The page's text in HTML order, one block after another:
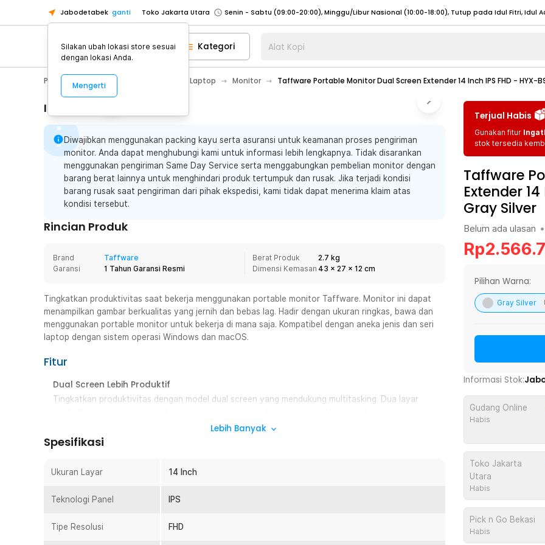
Jabodetabek ganti Toko Jakarta Utara
Toko Tangerang
Toko Cikupa
Pick n Go Jakarta Barat
Senin - Jumat (07:00 - 20:00), Sabtu - Minggu (08:00 - 20:00), Tutup pada Idul Fitri
Pick n Go Bekasi
Senin - Jumat (08:00 - 20:00), Sabtu - Minggu/ Libur Nasional (08:00 - 17:00) Selengkapnya
Senin - Jumat (08:00 - 20:00), Sabtu - Minggu/ Libur Nasional (08:00 - 17:00) Selengkapnya
Senin - Sabtu (09:00-20:00), Minggu/Libur Nasional (12:00-20:00), Tutup pada Idul Fitri
Toko Jakarta Barat
Senin - Sabtu (09:00-20:00), Minggu/Libur Nasional (12:00-20:00), Tutup pada Idul Fitri
Toko Jakarta Utara
Toko Tangerang
Toko Cikupa
Senin - Jumat (07:00 - 20:00), Sabtu - Minggu (08:00 - 20:00), Tutup pada Idul Fitri
Senin - Jumat (08:00 - 20:00), Sabtu - Minggu/ Libur Nasional (08:00 - 17:00) Selengkapnya
Senin - Jumat (08:00 - 20:00), Sabtu - Minggu/ Libur Nasional (08:00 - 17:00) Selengkapnya
Kategori Alat Kopi
PC & Laptop Aksesoris Komputer & Laptop Monitor Taffware Portable Monitor Dual Screen Extender 14 Inch IPS FHD - HYX-
Informasi Penting
Diwajibkan menggunakan packing kayu serta asuransi untuk keamanan proses pengiriman
monitor. Anda dapat menghubungi kami untuk informasi lebih lengkapnya. Tidak disarankan
menggunakan pengiriman Same Day Service serta menggabungkan pembelian monitor dengan
barang berat lainnya untuk menghindari produk tertumpuk dan rusak. Jika terjadi kondisi
barang rusak saat pengiriman dari pihak ekspedisi, kami tidak dapat menerima klaim atas
kondisi tersebut.
Rincian Produk
Brand
Taffware
Garansi
1 Tahun Garansi Resmi
Berat Produk
2.7 kg
Dimensi Kemasan 43 x 27 x 12 cm
Tingkatkan produktivitas saat bekerja menggunakan portable monitor Taffware. Monitor ini dapat
menampilkan gambar berkualitas yang jernih dan bebas lag. Hadir dengan ukuran ringkas, bawa dan
menggunakan portable monitor untuk bekerja di mana saja. Kompatibel dengan aneka jenis dan seri
laptop dengan sistem operasi Windows dan macOS.
Fitur
Dual Screen Lebih Produktif
Tingkatkan produktivitas dengan model dual screen yang mendukung multitasking. Dua layar
hingga memproses banyak data yang lebih efisien.
Layar Compact Lebih Praktis
Meski ringkas, monitor ini didukung panel IPS dengan resolusi FHD 1920 x 1080 pixels yang tetap
Layar Fleksibel untuk WFA (Work From Anywhere)
dibentangkan lurus hingga 180° tanpa berputar ke belakang. Atur sudut masing-masing layar
Lebih Banyak
Spesifikasi
Ukuran Layar 14 Inch
Teknologi Panel IPS
Tipe Resolusi FHD
Terjual Habis
Gunakan fitur
stok tersedia
Taffware
Extender
Gray Silver
Belum ada ulasan •
Rp
Pilihan Warna:
Gray Silver
Informasi Stok:
Gudang Online
Habis
Toko Jakarta
Utara
Habis
Pick n Go Bekasi
Habis
Silakan ubah lokasi store sesuai
dengan lokasi Anda.
Mengerti